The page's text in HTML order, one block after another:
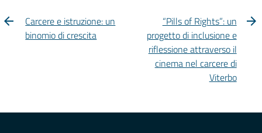
Carcere e istruzione: un
binomio di crescita
“Pills of Rights”: un
progetto di inclusione e
riflessione attraverso il
cinema nel carcere di
Viterbo